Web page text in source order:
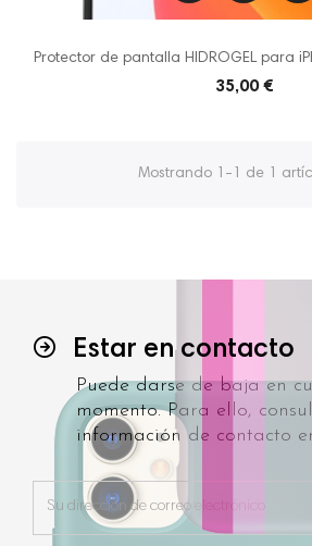
Protector de pantalla HIDROGEL para
35,00 €
Mostrando 1-1 de 1
Estar en contacto
Puede darse de baja en
momento. Para ello,
información de contacto